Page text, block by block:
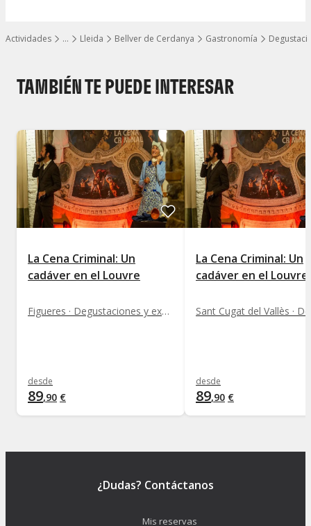
…
Mostrar todos los niveles
Actividades Lleida Bellver de Cerdanya Gastronomía
TAMBIÉN TE PUEDE INTERESAR
La Cena Criminal: Un
cadáver en el Louvre
Figueres · Degustaciones y experiencias gastronómicas
desde
89,90 €
La Cena Criminal: Un
cadáver en el Louvre
desde
89,90 €
¿Dudas? Contáctanos
Mis reservas